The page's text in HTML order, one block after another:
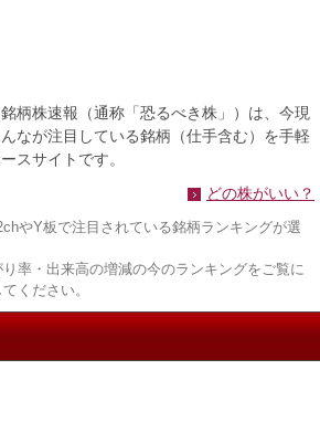
柄株速報（通称「恐るべき株」）は、今現
なが注目している銘柄（仕手含む）を手軽
スサイトです。
どの株がいい？
やY板で注目されている銘柄ランキングが選
率・出来高の増減の今のランキングをご覧に
ください。